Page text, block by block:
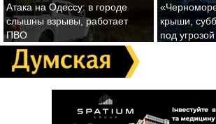
Атака на Одессу: в городе
слышны взрывы, работает
ПВО
крыши,
под угрозой